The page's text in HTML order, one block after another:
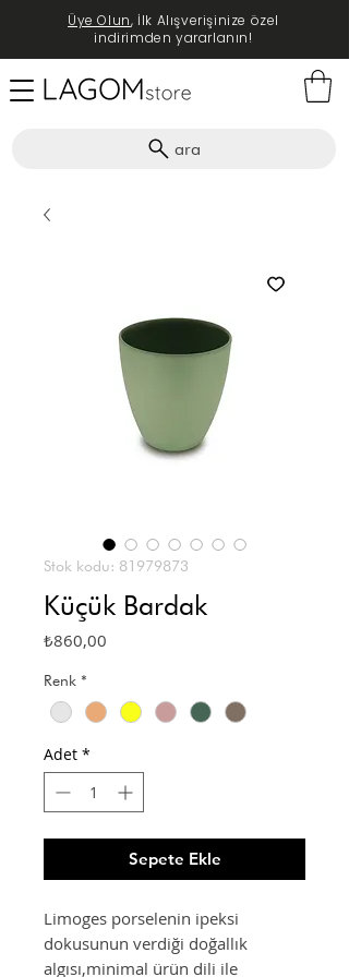
ara
Üye Olun, İlk Alışverişinize özel
indirimden yararlanın!
Stok kodu: 81979873
Küçük Bardak
₺860,00
Renk *
Adet *
Sepete Ekle
Limoges porselenin ipeksi
dokusunun verdiği doğallık
algısı,minimal ürün dili ile